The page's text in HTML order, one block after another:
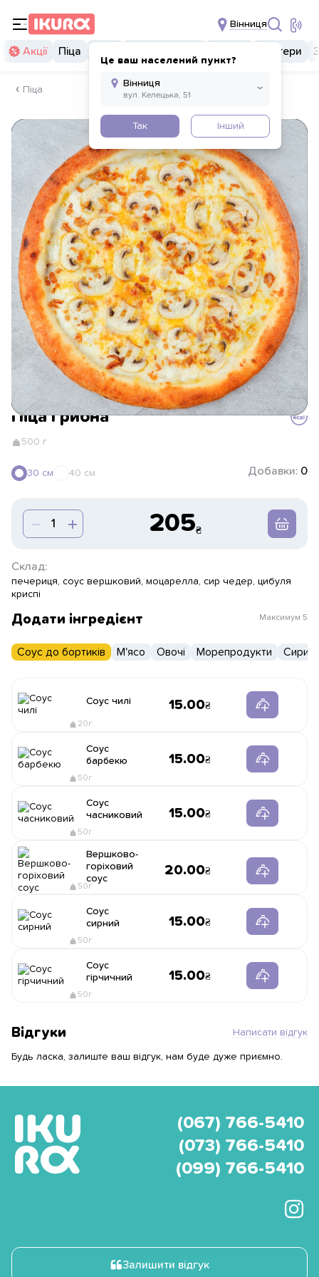
Вінниця
Це ваш населений пункт?
Так Інший
Акції Піца Бургери
Піца
Піца Грибна
500 г
30 см 40 см Добавки: 0
205
Склад:
печериця, соус вершковий, моцарелла, сир чедер, цибуля
криспі
Додати інгредієнт Максимум 5
Соус до бортиків М'ясо Овочі Морепродукти Сири
Соус чилі
20г
15.00
Соус
барбекю
50г
15.00
Соус
часниковий
50г
15.00
Вершково-
горіховий
соус
50г
20.00
Соус
сирний
50г
15.00
Соус
гірчичний
50г
15.00
Відгуки Написати відгук
Будь ласка, залиште ваш відгук, нам буде дуже приємно.
(067) 766-5410
(073) 766-5410
(099) 766-5410
Залишити відгук